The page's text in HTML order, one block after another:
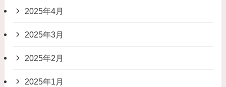
2025年4月
2025年3月
2025年2月
2025年1月